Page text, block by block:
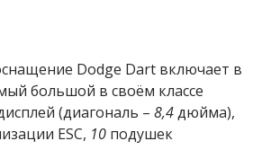
Dodge Dart включает в
большой в своём классе
(диагональ – 8,4дюйма),
ESC, 10 подушек